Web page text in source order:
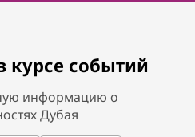
курсе событий
информацию о
Дубая